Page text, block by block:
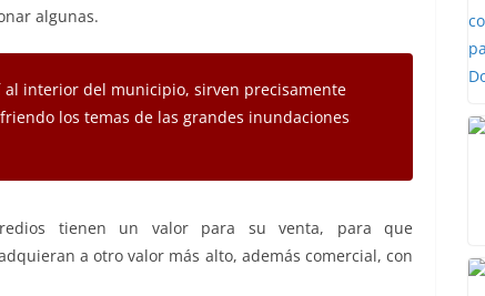
algunas.
al interior del municipio, sirven precisamente
los temas de las grandes inundaciones
tienen un valor para su venta, para que
a otro valor más alto, además comercial, con